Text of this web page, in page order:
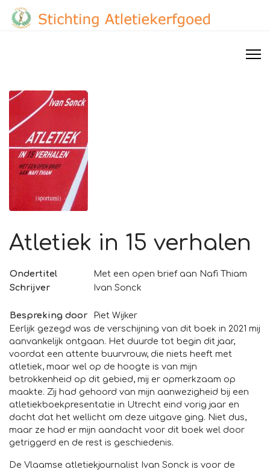
Atletiek in 15 verhalen
Ondertitel
Met een open brief aan Nafi Thiam
Schrijver
Ivan Sonck
Bespreking door
Piet Wijker
Eerlijk gezegd was de verschijning van dit boek in 2021 mij
aanvankelijk ontgaan. Het duurde tot begin dit jaar,
voordat een attente buurvrouw, die niets heeft met
atletiek, maar wel op de hoogte is van mijn
betrokkenheid op dit gebied, mij er opmerkzaam op
maakte. Zij had gehoord van mijn aanwezigheid bij een
atletiekboekpresentatie in Utrecht eind vorig jaar en
dacht dat het wellicht om deze uitgave ging. Niet dus,
maar ze had er mijn aandacht voor dit boek wel door
getriggerd en de rest is geschiedenis.
De Vlaamse atletiekjournalist Ivan Sonck is voor de